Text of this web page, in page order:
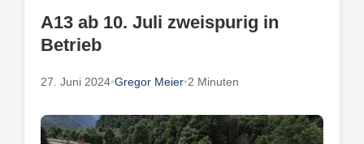
A13 ab 10. Juli zweispurig in
Betrieb
27. Juni 2024•Gregor Meier•2 Minuten